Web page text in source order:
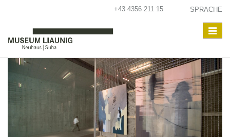
+43 4356 211 15 SPRACHE
Toggle